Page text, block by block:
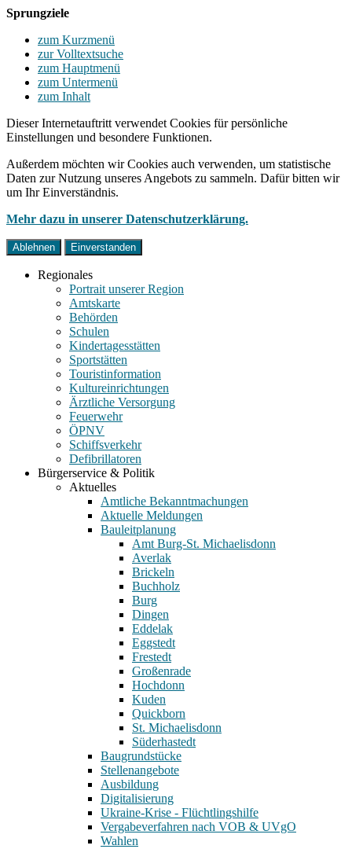
Sprungziele
zum Kurzmenü
zur Volltextsuche
zum Hauptmenü
zum Untermenü
zum Inhalt
Dieser Internetauftritt verwendet Cookies für persönliche
Einstellungen und besondere Funktionen.
Außerdem möchten wir Cookies auch verwenden, um statistische
Daten zur Nutzung unseres Angebots zu sammeln. Dafür bitten wir
um Ihr Einverständnis.
Mehr dazu in unserer Datenschutzerklärung.
Ablehnen Einverstanden
Regionales
Portrait unserer Region
Amtskarte
Behörden
Schulen
Kindertagesstätten
Sportstätten
Touristinformation
Kultureinrichtungen
Ärztliche Versorgung
Feuerwehr
ÖPNV
Schiffsverkehr
Defibrillatoren
Bürgerservice & Politik
Aktuelles
Amtliche Bekanntmachungen
Aktuelle Meldungen
Bauleitplanung
Amt Burg-St. Michaelisdonn
Averlak
Brickeln
Buchholz
Burg
Dingen
Eddelak
Eggstedt
Frestedt
Großenrade
Hochdonn
Kuden
Quickborn
St. Michaelisdonn
Süderhastedt
Baugrundstücke
Stellenangebote
Ausbildung
Digitalisierung
Ukraine-Krise - Flüchtlingshilfe
Vergabeverfahren nach VOB & UVgO
Wahlen